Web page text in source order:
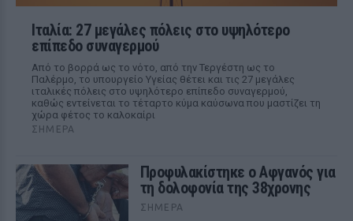
Ιταλία: 27 μεγάλες πόλεις στο υψηλότερο
επίπεδο συναγερμού
Από το βορρά ως το νότο, από την Τεργέστη ως το
Παλέρμο, το υπουργείο Υγείας θέτει και τις 27 μεγάλες
ιταλικές πόλεις στο υψηλότερο επίπεδο συναγερμού,
καθώς εντείνεται το τέταρτο κύμα καύσωνα που μαστίζει τη
χώρα φέτος το καλοκαίρι
ΣΉΜΕΡΑ
Προφυλακίστηκε ο Αφγανός για
τη δολοφονία της 38χρονης
ΣΉΜΕΡΑ